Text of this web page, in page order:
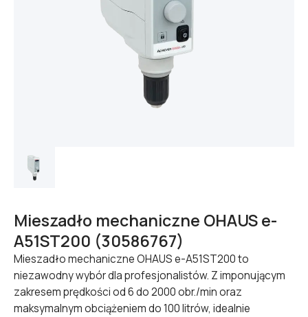
Mieszadło mechaniczne OHAUS e-
A51ST200 (30586767)
Mieszadło mechaniczne OHAUS e-A51ST200 to
niezawodny wybór dla profesjonalistów. Z imponującym
zakresem prędkości od 6 do 2000 obr./min oraz
maksymalnym obciążeniem do 100 litrów, idealnie